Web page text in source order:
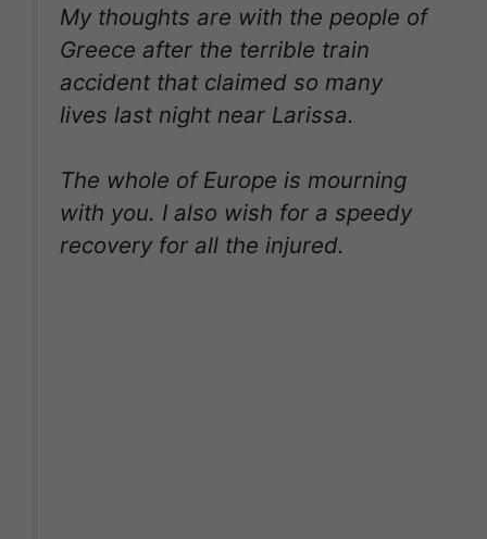
My thoughts are with the people of
Greece after the terrible train
accident that claimed so many
lives last night near Larissa.
The whole of Europe is mourning
with you. I also wish for a speedy
recovery for all the injured.